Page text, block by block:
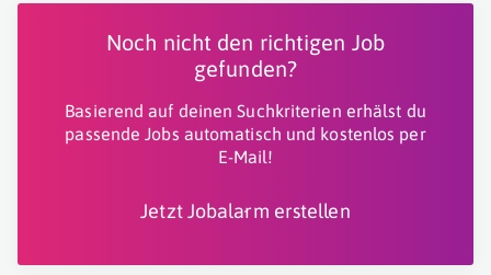
Noch nicht den richtigen Job
gefunden?
Basierend auf deinen Suchkriterien erhälst du
passende Jobs automatisch und kostenlos per
E-Mail!
Jetzt Jobalarm erstellen